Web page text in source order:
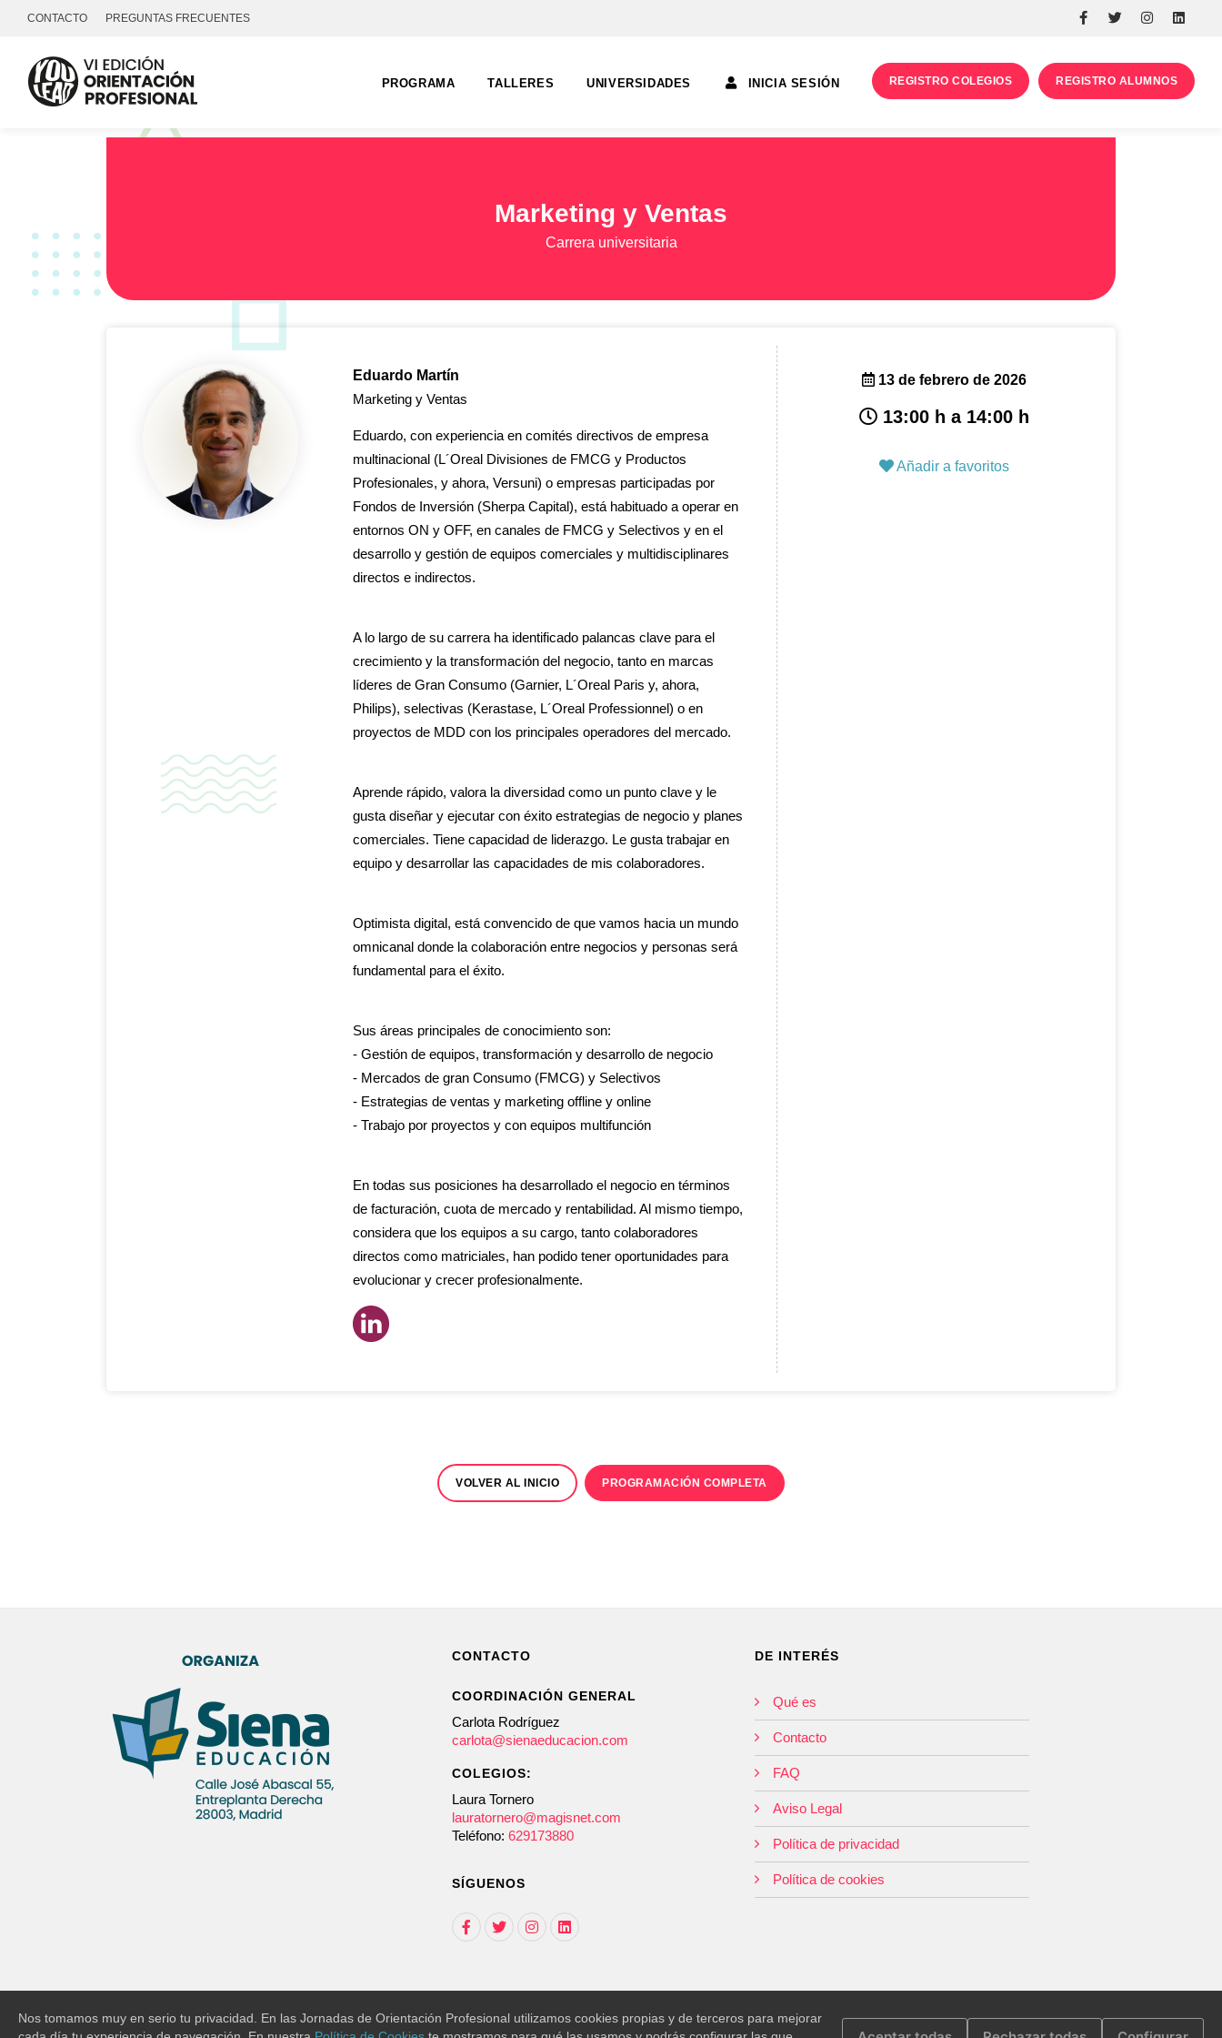
CONTACTO PREGUNTAS FRECUENTES
REGISTRO COLEGIOS REGISTRO ALUMNOS
PROGRAMA TALLERES UNIVERSIDADES INICIA SESIÓN
Marketing y Ventas
Carrera universitaria
Eduardo Martín
Marketing y Ventas
Eduardo, con experiencia en comités directivos de empresa
multinacional (L´Oreal Divisiones de FMCG y Productos
Profesionales, y ahora, Versuni) o empresas participadas por
Fondos de Inversión (Sherpa Capital), está habituado a operar en
entornos ON y OFF, en canales de FMCG y Selectivos y en el
desarrollo y gestión de equipos comerciales y multidisciplinares
directos e indirectos.
A lo largo de su carrera ha identificado palancas clave para el
crecimiento y la transformación del negocio, tanto en marcas
líderes de Gran Consumo (Garnier, L´Oreal Paris y, ahora,
Philips), selectivas (Kerastase, L´Oreal Professionnel) o en
proyectos de MDD con los principales operadores del mercado.
Aprende rápido, valora la diversidad como un punto clave y le
gusta diseñar y ejecutar con éxito estrategias de negocio y planes
comerciales. Tiene capacidad de liderazgo. Le gusta trabajar en
equipo y desarrollar las capacidades de mis colaboradores.
Optimista digital, está convencido de que vamos hacia un mundo
omnicanal donde la colaboración entre negocios y personas será
fundamental para el éxito.
Sus áreas principales de conocimiento son:
- Gestión de equipos, transformación y desarrollo de negocio
- Mercados de gran Consumo (FMCG) y Selectivos
- Estrategias de ventas y marketing offline y online
- Trabajo por proyectos y con equipos multifunción
En todas sus posiciones ha desarrollado el negocio en términos
de facturación, cuota de mercado y rentabilidad. Al mismo tiempo,
considera que los equipos a su cargo, tanto colaboradores
directos como matriciales, han podido tener oportunidades para
evolucionar y crecer profesionalmente.
13 de febrero de 2026
13:00 h a 14:00 h
Añadir a favoritos
VOLVER AL INICIO PROGRAMACIÓN COMPLETA
CONTACTO
COORDINACIÓN GENERAL
Carlota Rodríguez
carlota@sienaeducacion.com
COLEGIOS:
Laura Tornero
lauratornero@magisnet.com
Teléfono: 629173880
SÍGUENOS
DE INTERÉS
Qué es
Contacto
FAQ
Aviso Legal
Política de privacidad
Política de cookies
Nos tomamos muy en serio tu privacidad. En las Jornadas de Orientación Profesional utilizamos cookies propias y de terceros para mejorar